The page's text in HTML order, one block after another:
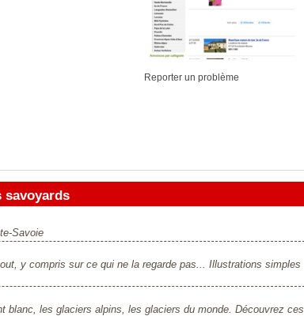
Reporter un problème
savoyards
Savoie
y compris sur ce qui ne la regarde pas... Illustrations simples
les glaciers alpins, les glaciers du monde. Découvrez ces